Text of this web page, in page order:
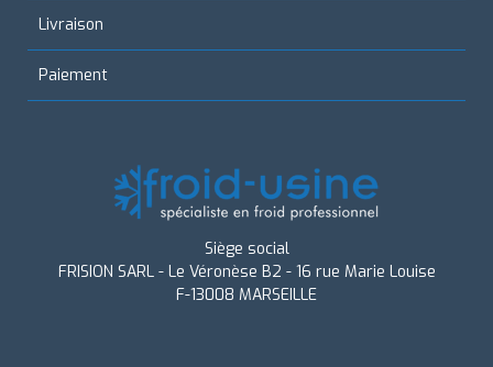
Livraison
Paiement
Siège social
FRISION SARL - Le Véronèse B2 - 16 rue Marie Louise
F-13008 MARSEILLE